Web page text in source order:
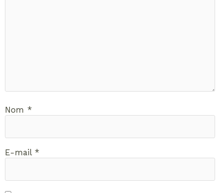
Nom *
E-mail *